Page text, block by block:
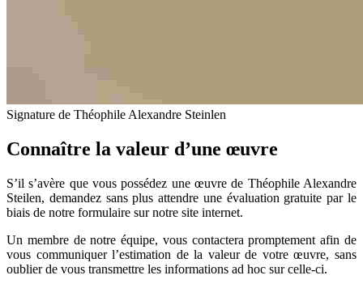
Signature de Théophile Alexandre Steinlen
Connaître la valeur d’une œuvre
S’il s’avère que vous possédez une œuvre de Théophile Alexandre
Steilen, demandez sans plus attendre une évaluation gratuite par le
biais de notre formulaire sur notre site internet.
Un membre de notre équipe, vous contactera promptement afin de
vous communiquer l’estimation de la valeur de votre œuvre, sans
oublier de vous transmettre les informations ad hoc sur celle-ci.